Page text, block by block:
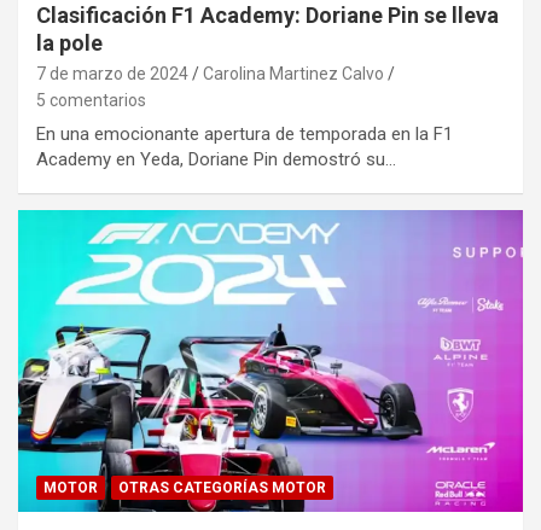
Clasificación F1 Academy: Doriane Pin se lleva
la pole
7 de marzo de 2024
Carolina Martinez Calvo
5 comentarios
En una emocionante apertura de temporada en la F1
Academy en Yeda, Doriane Pin demostró su…
MOTOR OTRAS CATEGORÍAS MOTOR